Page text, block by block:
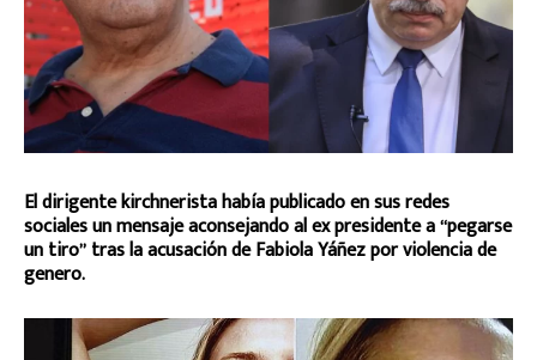
El dirigente kirchnerista había publicado en sus redes
sociales un mensaje aconsejando al ex presidente a “pegarse
un tiro” tras la acusación de Fabiola Yáñez por violencia de
genero.